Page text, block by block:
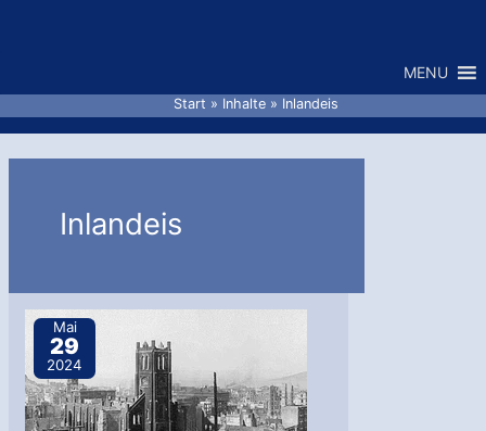
MENU
Start Inhalte Inlandeis
Inlandeis
Mai
29
2024